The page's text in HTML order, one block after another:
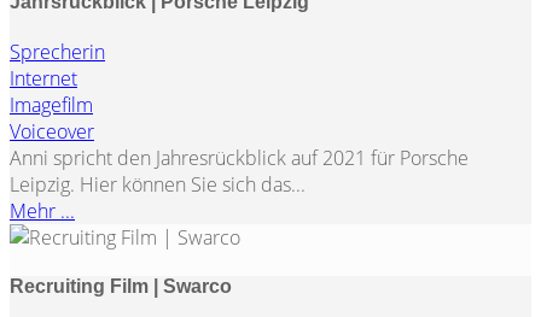
Sprecherin
Internet
Imagefilm
Voiceover
Anni spricht den Jahresrückblick auf 2021 für Porsche
Leipzig. Hier können Sie sich das...
Mehr ...
Recruiting Film | Swarco